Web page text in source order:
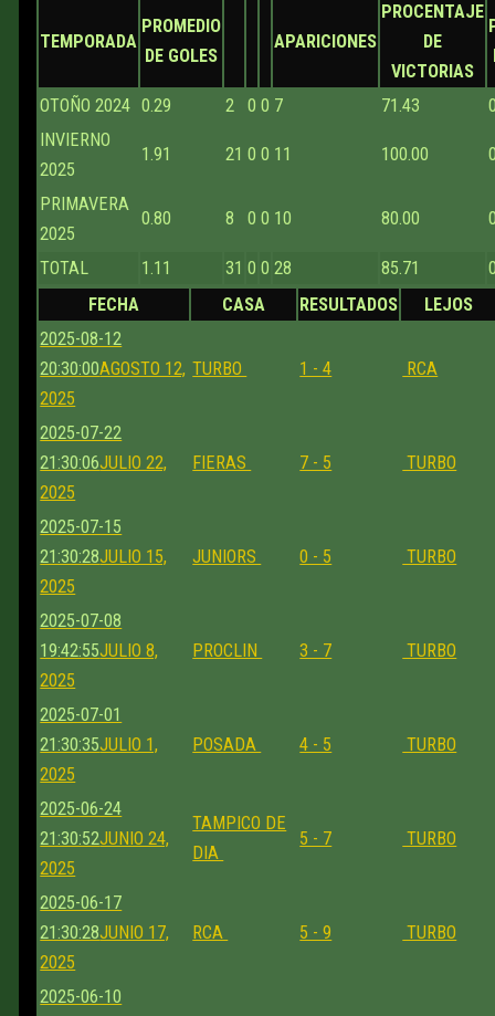
TEMPORADA
PROMEDIO
DE GOLES
APARICIONES
PROCENTAJE
DE
VICTORIAS
OTOÑO 2024 0.29 2 0 0 7 71.43
INVIERNO
2025
1.91 21 0 0 11 100.00
PRIMAVERA
2025
0.80 8 0 0 10 80.00
TOTAL 1.11 31 0 0 28 85.71
FECHA
CASA RESULTADOS
LEJOS
2025-08-12
20:30:00AGOSTO 12,
2025
TURBO 1 - 4 RCA
2025-07-22
21:30:06JULIO 22,
2025
FIERAS 7 - 5 TURBO
2025-07-15
21:30:28JULIO 15,
2025
JUNIORS 0 - 5 TURBO
2025-07-08
19:42:55JULIO 8,
2025
PROCLIN 3 - 7 TURBO
2025-07-01
21:30:35JULIO 1,
2025
POSADA 4 - 5 TURBO
2025-06-24
21:30:52JUNIO 24,
2025
TAMPICO DE
DIA
5 - 7 TURBO
2025-06-17
21:30:28JUNIO 17,
2025
RCA 5 - 9 TURBO
2025-06-10